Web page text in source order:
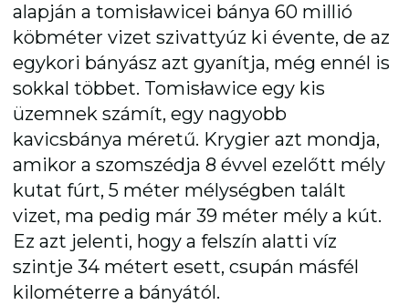
alapján a tomisławicei bánya 60 millió
köbméter vizet szivattyúz ki évente, de az
egykori bányász azt gyanítja, még ennél is
sokkal többet. Tomisławice egy kis
üzemnek számít, egy nagyobb
kavicsbánya méretű. Krygier azt mondja,
amikor a szomszédja 8 évvel ezelőtt mély
kutat fúrt, 5 méter mélységben talált
vizet, ma pedig már 39 méter mély a kút.
Ez azt jelenti, hogy a felszín alatti víz
szintje 34 métert esett, csupán másfél
kilométerre a bányától.